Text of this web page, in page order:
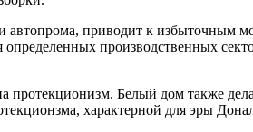
автопрома, приводит к избыточным
производственных
Белый дом также
характерной для эры